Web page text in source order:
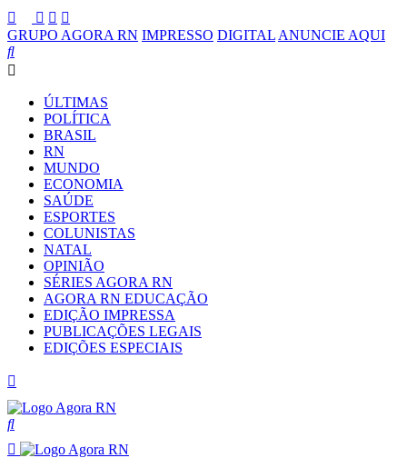
GRUPO AGORA RN IMPRESSO DIGITAL ANUNCIE AQUI
ÚLTIMAS
POLÍTICA
BRASIL
RN
MUNDO
ECONOMIA
SAÚDE
ESPORTES
COLUNISTAS
NATAL
OPINIÃO
SÉRIES AGORA RN
AGORA RN EDUCAÇÃO
EDIÇÃO IMPRESSA
PUBLICAÇÕES LEGAIS
EDIÇÕES ESPECIAIS